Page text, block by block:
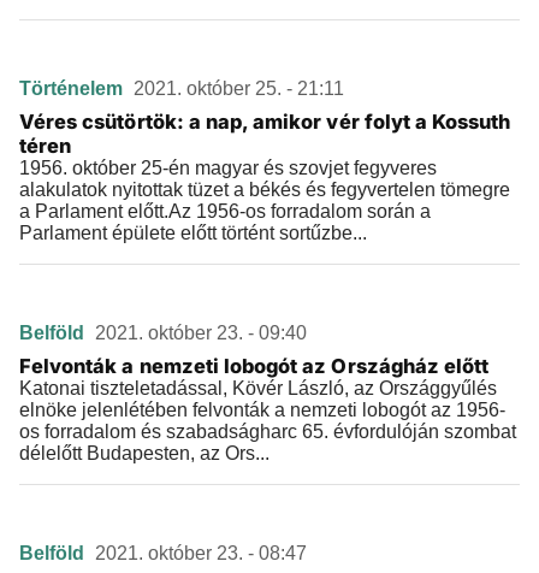
Történelem 2021. október 25. - 21:11
Véres csütörtök: a nap, amikor vér folyt a Kossuth
téren
1956. október 25-én magyar és szovjet fegyveres
alakulatok nyitottak tüzet a békés és fegyvertelen tömegre
a Parlament előtt.Az 1956-os forradalom során a
Parlament épülete előtt történt sortűzbe...
Belföld 2021. október 23. - 09:40
Felvonták a nemzeti lobogót az Országház előtt
Katonai tiszteletadással, Kövér László, az Országgyűlés
elnöke jelenlétében felvonták a nemzeti lobogót az 1956-
os forradalom és szabadságharc 65. évfordulóján szombat
délelőtt Budapesten, az Ors...
Belföld 2021. október 23. - 08:47